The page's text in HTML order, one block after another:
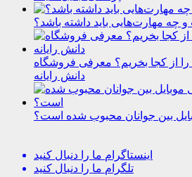
چه مهارت‌هایی باید داشته باشد؟
را از کجا بخریم؟ معرفی فروشگاه
دانش رایانه
بین جوانان محبوب شده است؟
اینستاگرام ما را دنبال کنید
تلگرام ما را دنبال کنید